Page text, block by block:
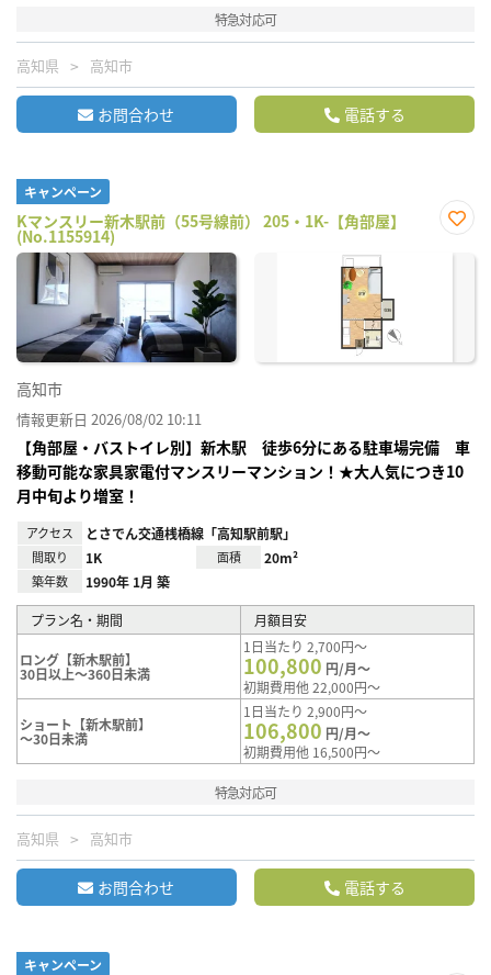
特急対応可
高知県 高知市
お問合わせ 電話する
キャンペーン
Kマンスリー新木駅前（55号線前） 205・1K-【角部屋】
(No.1155914)
に入
高知市
情報更新日 2026/08/02 10:11
【角部屋・バストイレ別】新木駅 徒歩6分にある駐車場完備 車
移動可能な家具家電付マンスリーマンション！★大人気につき10
月中旬より増室！
アクセス とさでん交通桟橋線「高知駅前駅」
間取り 1K 面積 20m²
築年数 1990年 1月 築
プラン名・期間 月額目安
ロング【新木駅前】
30日以上～360日未満
1日当たり 2,700円～
100,800 円/月～
初期費用他 22,000円～
ショート【新木駅前】
～30日未満
1日当たり 2,900円～
106,800 円/月～
初期費用他 16,500円～
特急対応可
高知県 高知市
お問合わせ 電話する
キャンペーン